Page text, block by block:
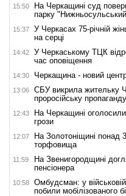
15:50
На Черкащині суд
парку
15:37
У Черкасах 75-річній
на серці
14:42
У Черкаському ТЦК
час оповіщення
14:30 Черкащина - новий
13:06
СБУ викрила жительку
проросійську пропаганду
12:43
На Черкащині
грози
12:07
На Золотоніщині понад
торфовища
11:59
На Звенигородщині
пенсіонера
10:58
Омбудсман: у
побили мобілізованого